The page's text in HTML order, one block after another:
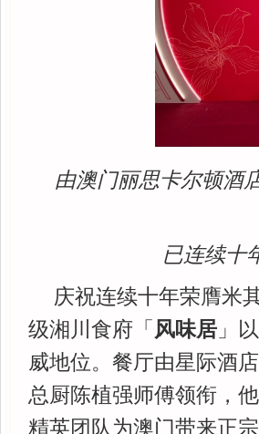
由澳门丽思卡尔顿酒
已连续十
庆祝连续十年荣膺米
级湘川食府「 风味居 」
威地位。餐厅由星际酒
总厨陈植强师傅领衔，
精英团队为澳门带来正